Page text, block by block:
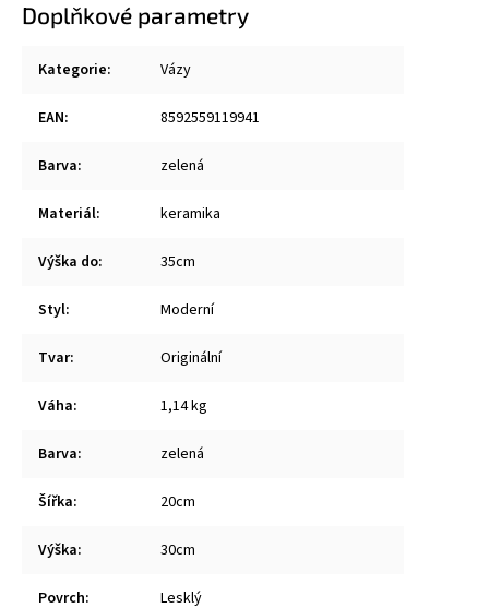
Doplňkové parametry
Kategorie: Vázy
EAN: 8592559119941
Barva: zelená
Materiál: keramika
Výška do: 35cm
Styl: Moderní
Tvar: Originální
Váha: 1,14 kg
Barva: zelená
Šířka: 20cm
Výška: 30cm
Povrch: Lesklý